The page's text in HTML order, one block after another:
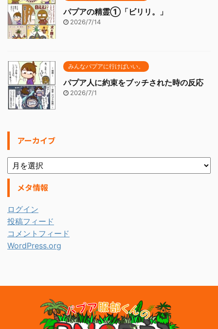
パプアの精霊①「ビリリ。」
2026/7/14
みんなパプアに行けばいい。
パプア人に約束をブッチされた時の反応
2026/7/1
アーカイブ
メタ情報
ログイン
投稿フィード
コメントフィード
WordPress.org